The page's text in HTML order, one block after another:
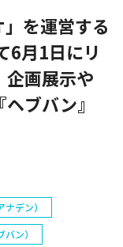
」を運営する
6月1日にリ
画展示や
ブバン』
デン）
ン）